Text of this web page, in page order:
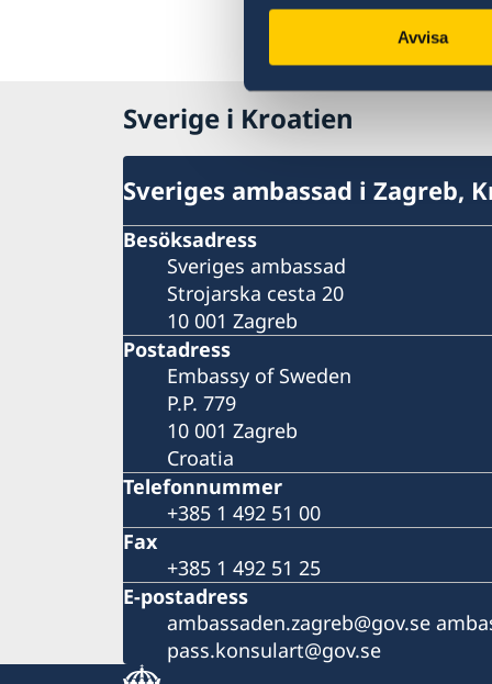
Avvisa
Sverige i Kroatien
Sveriges ambassad i Zagreb,
Besöksadress
Sveriges ambassad
Strojarska cesta 20
10 001 Zagreb
Postadress
Embassy of Sweden
P.P. 779
10 001 Zagreb
Croatia
Telefonnummer
+385 1 492 51 00
Fax
+385 1 492 51 25
E-postadress
ambassaden.zagreb@gov.se
pass.konsulart@gov.se